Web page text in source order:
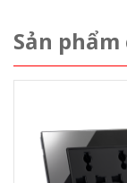
Sản